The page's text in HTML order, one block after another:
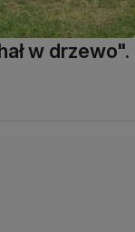
w drzewo".